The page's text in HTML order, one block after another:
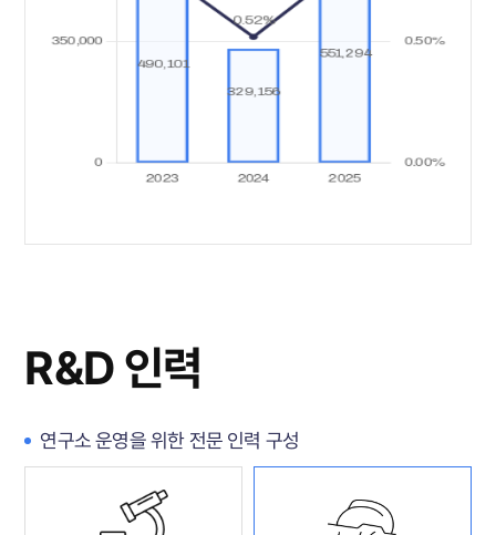
R&D 인력
연구소 운영을 위한 전문 인력 구성